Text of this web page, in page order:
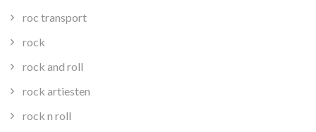
roc transport
rock
rock and roll
rock artiesten
rock n roll